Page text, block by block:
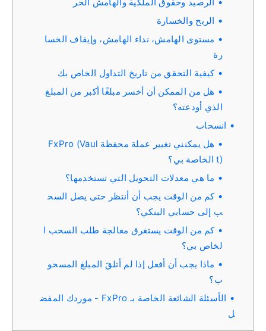
الربح والخسارة
مستوى الهامش، نداء الهامش، وإيقاف الخسا
رة
كيفية التحقق من تاريخ التداول الخاص بك
هل من الممكن أن أخسر مبلغًا أكبر من المبلغ
الذي أودعته؟
انسحاب
هل يمكنني تغيير عملة محفظة FxPro (Vaul
t) الخاصة بي؟
ما هي معدلات التحويل التي تستخدمها؟
كم من الوقت يجب أن أنتظر حتى يصل السح
ب إلى حسابي البنكي؟
كم من الوقت يستغرق معالجة طلب السحب ا
لخاص بي؟
ماذا يجب أن أفعل إذا لم أتلقَ المبلغ المسحو
ب؟
الأسئلة الشائعة الخاصة بـ FxPro - موردك المفض
ل